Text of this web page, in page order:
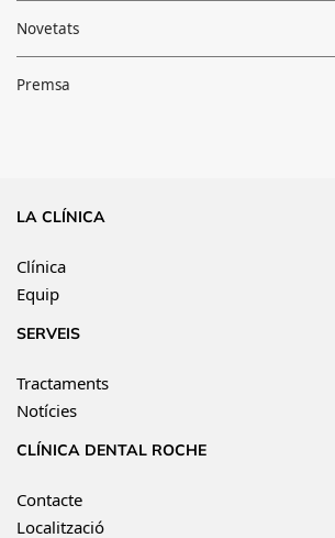
Novetats
Premsa
LA CLÍNICA
Clínica
Equip
SERVEIS
Tractaments
Notícies
CLÍNICA DENTAL ROCHE
Contacte
Localització